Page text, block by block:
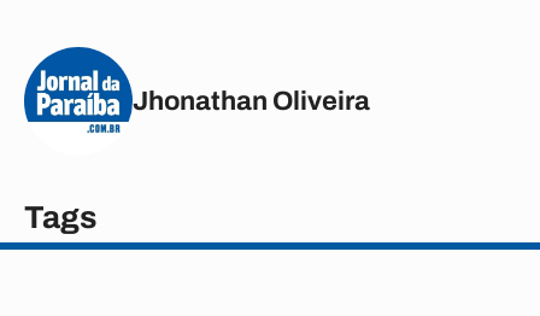
Jhonathan Oliveira
Tags